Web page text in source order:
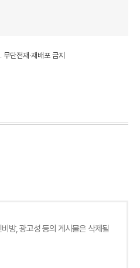
단전재·재배포 금지